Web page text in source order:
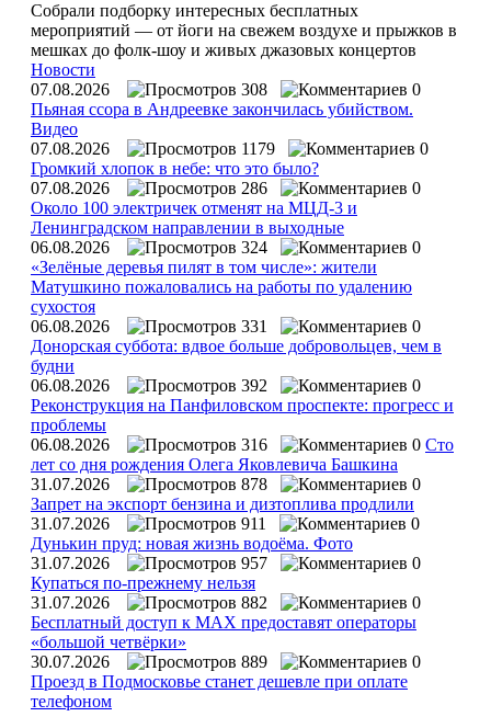
Собрали подборку интересных бесплатных
мероприятий — от йоги на свежем воздухе и прыжков в
мешках до фолк‑шоу и живых джазовых концертов
Новости
07.08.2026
308
0
Пьяная ссора в Андреевке закончилась убийством.
Видео
07.08.2026
1179
0
Громкий хлопок в небе: что это было?
07.08.2026
286
0
Около 100 электричек отменят на МЦД-3 и
Ленинградском направлении в выходные
06.08.2026
324
0
«Зелёные деревья пилят в том числе»: жители
Матушкино пожаловались на работы по удалению
сухостоя
06.08.2026
331
0
Донорская суббота: вдвое больше добровольцев, чем в
будни
06.08.2026
392
0
Реконструкция на Панфиловском проспекте: прогресс и
проблемы
06.08.2026
316 0 Сто
лет со дня рождения Олега Яковлевича Башкина
31.07.2026
878
0
Запрет на экспорт бензина и дизтоплива продлили
31.07.2026
911
0
Дунькин пруд: новая жизнь водоёма. Фото
31.07.2026
957
0
Купаться по‑прежнему нельзя
31.07.2026
882
0
Бесплатный доступ к MAX предоставят операторы
«большой четвёрки»
30.07.2026
889
0
Проезд в Подмосковье станет дешевле при оплате
телефоном